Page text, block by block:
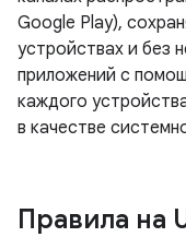
Google Play),
устройствах и без
приложений с
каждого
в качестве
Правила на